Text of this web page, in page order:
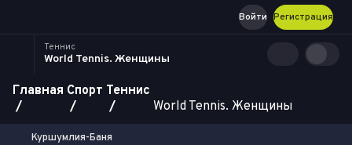
Регистрация
Войти
Теннис
World Tennis. Женщины
Главная Спорт Теннис
World Tennis. Женщины
Куршумлия-Баня